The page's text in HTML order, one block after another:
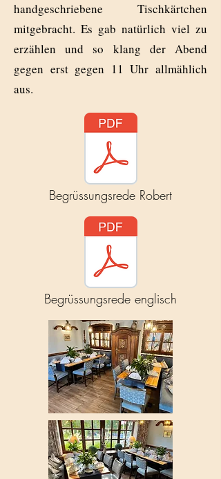
handgeschriebene Tischkärtchen
mitgebracht. Es gab natürlich viel zu
erzählen und so klang der Abend
gegen erst gegen 11 Uhr allmählich
aus.
Begrüssungsrede Robert
Begrüssungsrede englisch